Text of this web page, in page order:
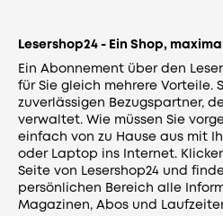
Lesershop24 - Ein Shop,
Ein Abonnement über den
für Sie gleich mehrere Vorteile.
zuverlässigen Bezugspartner,
verwaltet. Wie müssen Sie
einfach von zu Hause aus mit
oder Laptop ins Internet.
Seite von Lesershop24 und
persönlichen Bereich alle
Magazinen, Abos und